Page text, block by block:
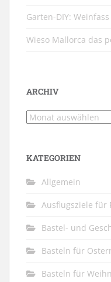
Garten-DIY:
Wieso Mallorca das
ARCHIV
Archiv
KATEGORIEN
Allgemein
Ausflugsziele für
Bastel- und
Basteln für
Basteln für